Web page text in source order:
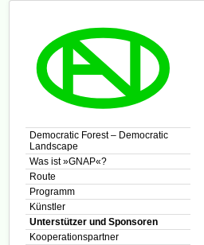
Democratic Forest – Democratic
Landscape
Was ist »GNAP«?
Route
Programm
Künstler
Unterstützer und Sponsoren
Kooperationspartner